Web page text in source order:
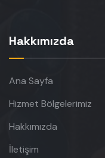
Hakkımızda
Ana Sayfa
Hizmet Bölgelerimiz
Hakkımızda
İletişim